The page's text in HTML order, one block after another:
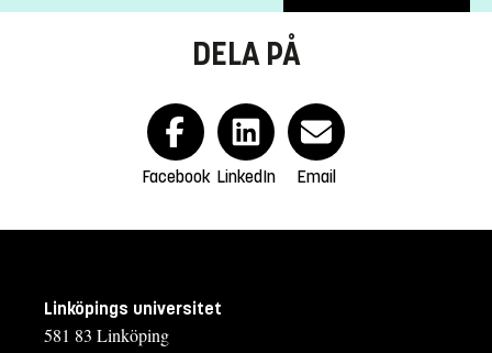
DELA PÅ
Facebook LinkedIn Email
Linköpings universitet
581 83 Linköping